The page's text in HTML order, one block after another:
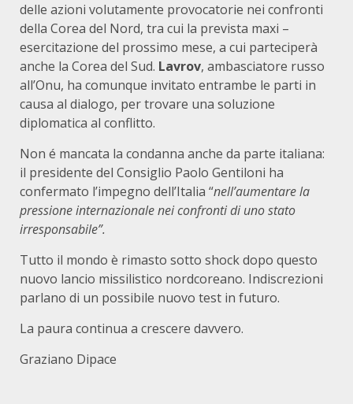
delle azioni volutamente provocatorie nei confronti
della Corea del Nord, tra cui la prevista maxi –
esercitazione del prossimo mese, a cui parteciperà
anche la Corea del Sud. Lavrov, ambasciatore russo
all’Onu, ha comunque invitato entrambe le parti in
causa al dialogo, per trovare una soluzione
diplomatica al conflitto.
Non é mancata la condanna anche da parte italiana:
il presidente del Consiglio Paolo Gentiloni ha
confermato l’impegno dell’Italia “nell’aumentare la
pressione internazionale nei confronti di uno stato
irresponsabile”.
Tutto il mondo è rimasto sotto shock dopo questo
nuovo lancio missilistico nordcoreano. Indiscrezioni
parlano di un possibile nuovo test in futuro.
La paura continua a crescere davvero.
Graziano Dipace